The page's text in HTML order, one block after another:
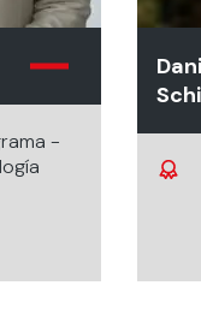
-